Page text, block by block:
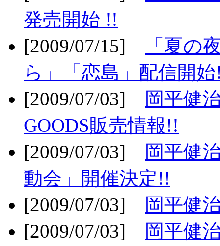
発売開始 !!
[2009/07/15]
「夏の
ら」「恋島」配信開
[2009/07/03]
岡平健
GOODS販売情報!!
[2009/07/03]
岡平健
動会」開催決定!!
[2009/07/03]
岡平健
[2009/07/03]
岡平健